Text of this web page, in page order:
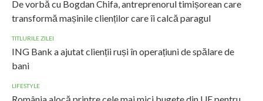
De vorbă cu Bogdan Chifa, antreprenorul timișorean care
transformă mașinile clienților care îi calcă paragul
TITLURILE ZILEI
ING Bank a ajutat clienții ruși în operațiuni de spălare de
bani
LIFESTYLE